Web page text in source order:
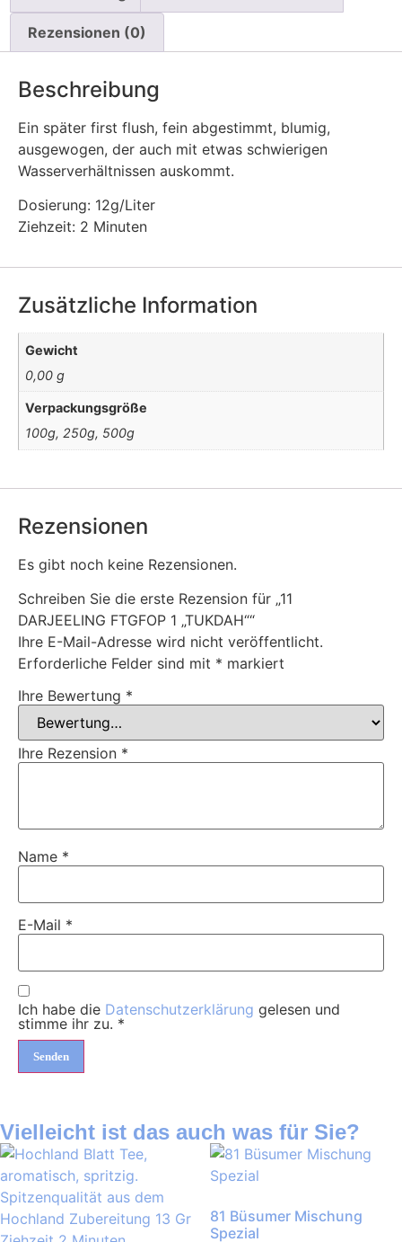
Rezensionen (0)
Beschreibung
Ein später first flush, fein abgestimmt, blumig,
ausgewogen, der auch mit etwas schwierigen
Wasserverhältnissen auskommt.
Dosierung: 12g/Liter
Ziehzeit: 2 Minuten
Zusätzliche Information
Gewicht
0,00 g
Verpackungsgröße
100g, 250g, 500g
Rezensionen
Es gibt noch keine Rezensionen.
Schreiben Sie die erste Rezension für „11
DARJEELING FTGFOP 1 „TUKDAH““
Ihre E-Mail-Adresse wird nicht veröffentlicht.
Erforderliche Felder sind mit * markiert
Ihre Bewertung *
Ihre Rezension *
Name *
E-Mail *
Ich habe die Datenschutzerklärung gelesen und
stimme ihr zu. *
Vielleicht ist das auch was für Sie?
81 Büsumer Mischung
Spezial